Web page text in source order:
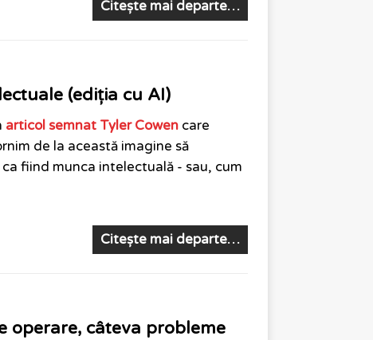
Citește mai departe…
(ediția cu AI)
articol semnat Tyler Cowencare
de la această imagine să
fiind munca intelectuală - sau, cum
Citește mai departe…
operare, câteva probleme